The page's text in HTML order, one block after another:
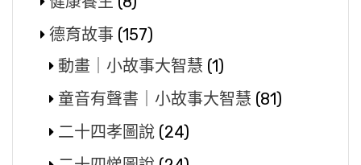
德育故事 (157)
動畫｜小故事大智慧 (1)
童音有聲書｜小故事大智慧 (81)
二十四孝圖說 (24)